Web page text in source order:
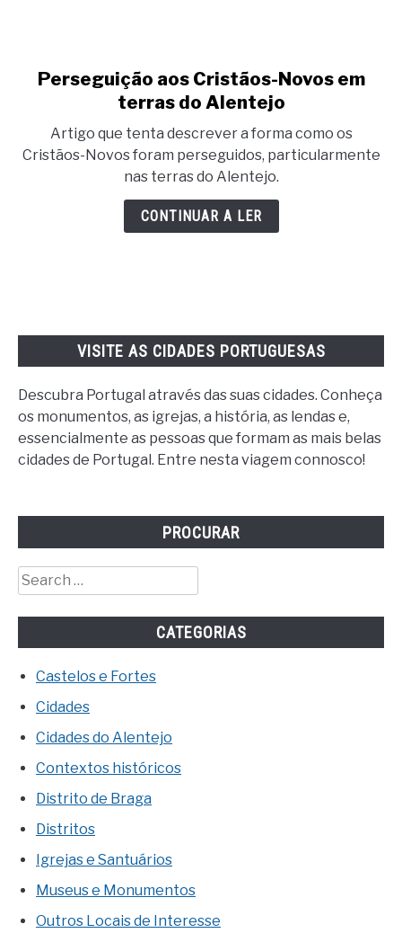
Perseguição aos Cristãos-Novos em
terras do Alentejo
Artigo que tenta descrever a forma como os
Cristãos-Novos foram perseguidos, particularmente
nas terras do Alentejo.
CONTINUAR A LER
VISITE AS CIDADES PORTUGUESAS
Descubra Portugal através das suas cidades. Conheça
os monumentos, as igrejas, a história, as lendas e,
essencialmente as pessoas que formam as mais belas
cidades de Portugal. Entre nesta viagem connosco!
PROCURAR
Search
for:
CATEGORIAS
Castelos e Fortes
Cidades
Cidades do Alentejo
Contextos históricos
Distrito de Braga
Distritos
Igrejas e Santuários
Museus e Monumentos
Outros Locais de Interesse